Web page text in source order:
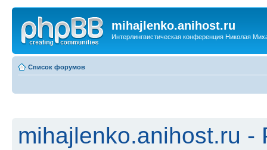
mihajlenko.anihost.ru
Интерлингвистическая конференция Николая
Список форумов
mihajlenko.anihost.ru -